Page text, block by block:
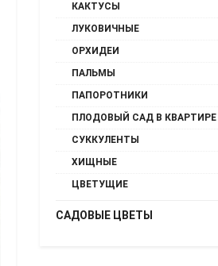
КАКТУСЫ
ЛУКОВИЧНЫЕ
ОРХИДЕИ
ПАЛЬМЫ
ПАПОРОТНИКИ
ПЛОДОВЫЙ САД В КВАРТИРЕ
СУККУЛЕНТЫ
ХИЩНЫЕ
ЦВЕТУЩИЕ
САДОВЫЕ ЦВЕТЫ